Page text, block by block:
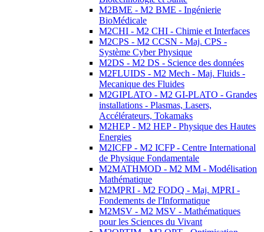
M2BME - M2 BME - Ingénierie
BioMédicale
M2CHI - M2 CHI - Chimie et Interfaces
M2CPS - M2 CCSN - Maj. CPS -
Système Cyber Physique
M2DS - M2 DS - Science des données
M2FLUIDS - M2 Mech - Maj. Fluids -
Mecanique des Fluides
M2GIPLATO - M2 GI-PLATO - Grandes
installations - Plasmas, Lasers,
Accélérateurs, Tokamaks
M2HEP - M2 HEP - Physique des Hautes
Energies
M2ICFP - M2 ICFP - Centre International
de Physique Fondamentale
M2MATHMOD - M2 MM - Modélisation
Mathématique
M2MPRI - M2 FODQ - Maj. MPRI -
Fondements de l'Informatique
M2MSV - M2 MSV - Mathématiques
pour les Sciences du Vivant